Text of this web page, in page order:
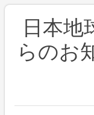
日本地
らのお